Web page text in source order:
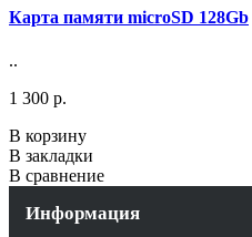
Карта памяти microSD 128Gb
..
1 300 р.
В корзину
В закладки
В сравнение
Информация